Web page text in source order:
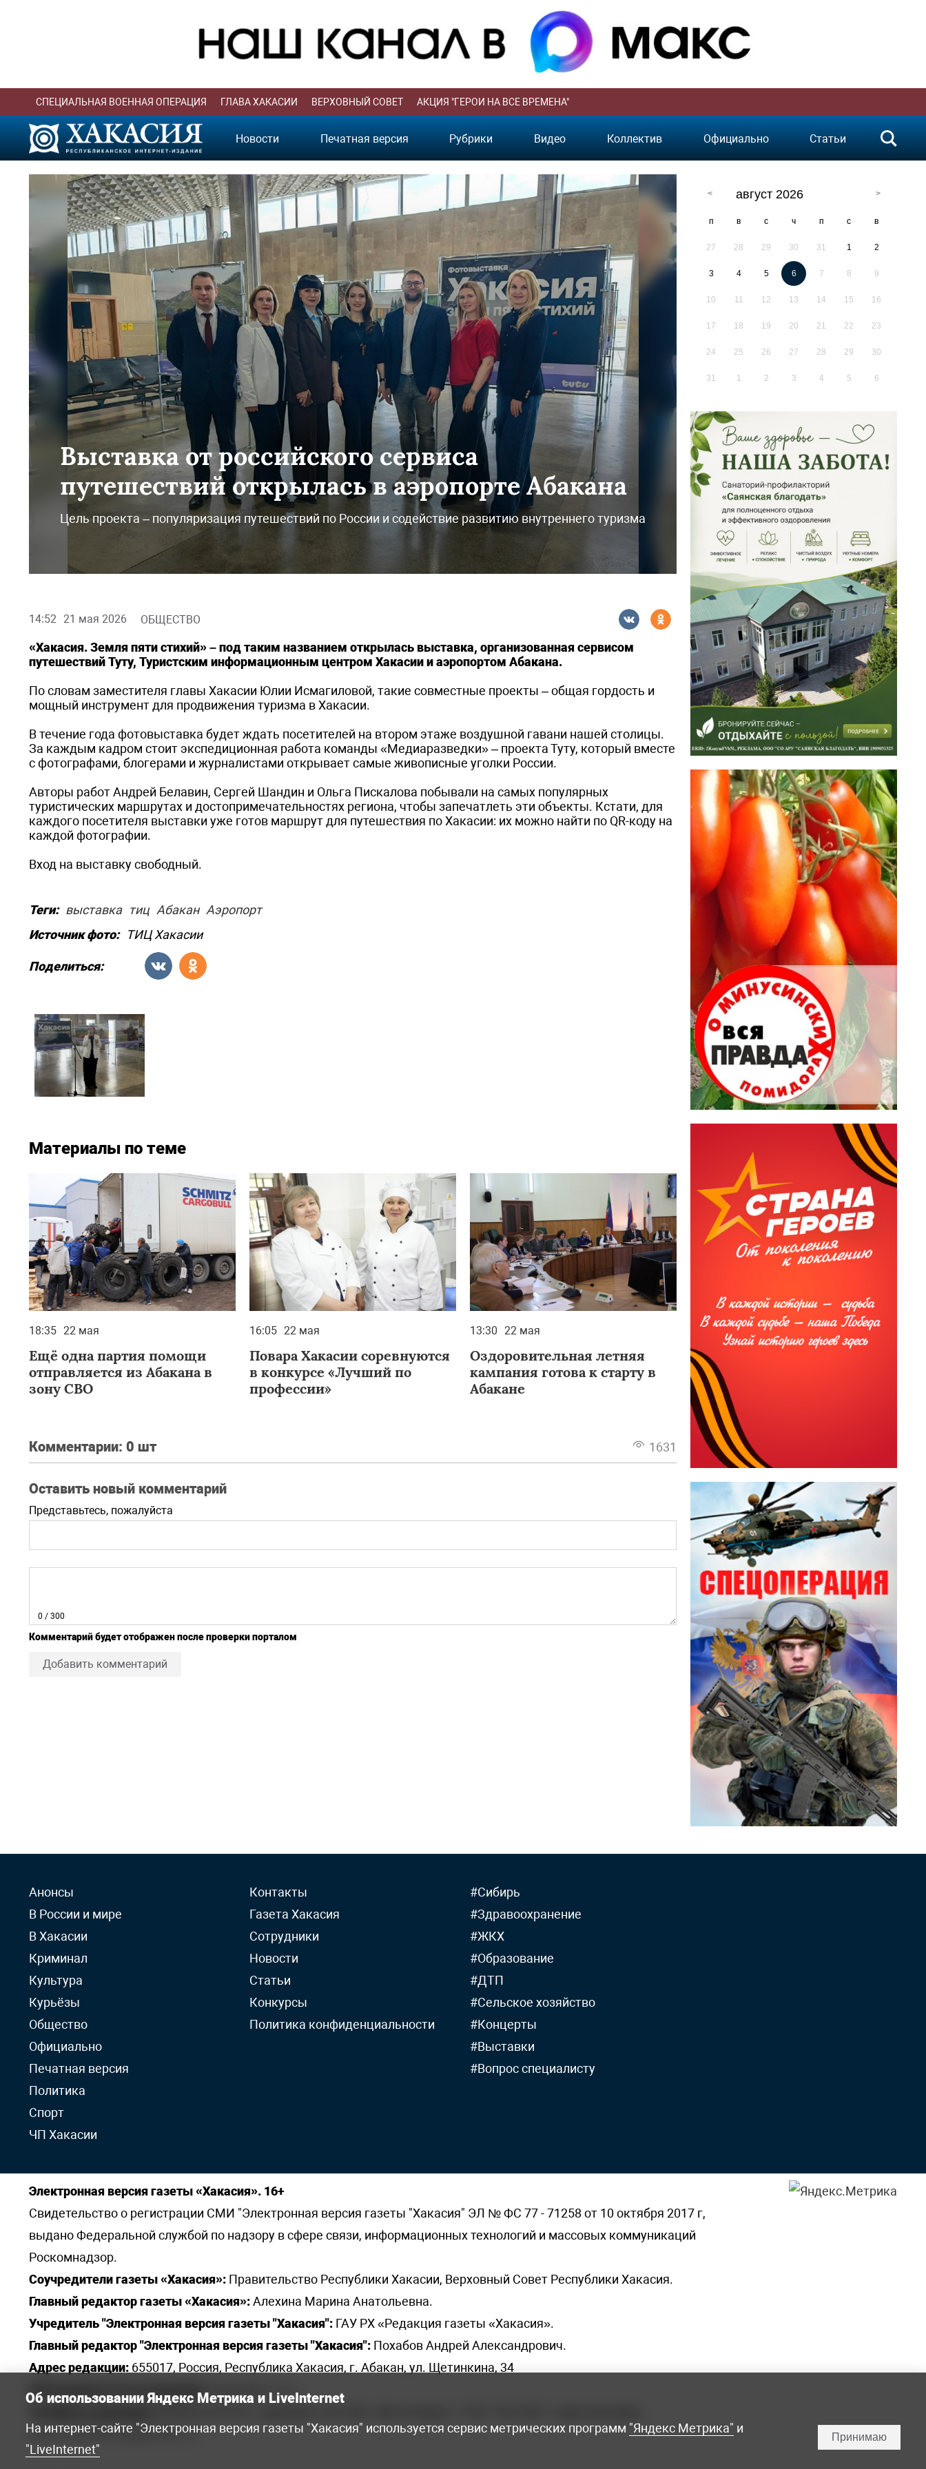
СПЕЦИАЛЬНАЯ ВОЕННАЯ ОПЕРАЦИЯ ГЛАВА ХАКАСИИ ВЕРХОВНЫЙ СОВЕТ АКЦИЯ "ГЕРОИ НА ВСЕ ВРЕМЕНА"
Новости Печатная версия Рубрики Видео Коллектив Официально Статьи
Выставка от российского сервиса
путешествий открылась в аэропорте Абакана
Цель проекта – популяризация путешествий по России и содействие развитию внутреннего туризма
14:52 21 мая 2026 ОБЩЕСТВО
«Хакасия. Земля пяти стихий» – под таким названием открылась выставка, организованная сервисом
путешествий Туту, Туристским информационным центром Хакасии и аэропортом Абакана.
По словам заместителя главы Хакасии Юлии Исмагиловой, такие совместные проекты – общая гордость и
мощный инструмент для продвижения туризма в Хакасии.
В течение года фотовыставка будет ждать посетителей на втором этаже воздушной гавани нашей столицы.
За каждым кадром стоит экспедиционная работа команды «Медиаразведки» – проекта Туту, который вместе
с фотографами, блогерами и журналистами открывает самые живописные уголки России.
Авторы работ Андрей Белавин, Сергей Шандин и Ольга Пискалова побывали на самых популярных
туристических маршрутах и достопримечательностях региона, чтобы запечатлеть эти объекты. Кстати, для
каждого посетителя выставки уже готов маршрут для путешествия по Хакасии: их можно найти по QR-коду на
каждой фотографии.
Вход на выставку свободный.
Теги: выставка тиц Абакан Аэропорт
Источник фото:
ТИЦ Хакасии
Поделиться:
Материалы по теме
18:35 22 мая
Ещё одна партия помощи
отправляется из Абакана в
зону СВО
16:05 22 мая
Повара Хакасии соревнуются
в конкурсе «Лучший по
профессии»
13:30 22 мая
Оздоровительная летняя
кампания готова к старту в
Абакане
Комментарии: 0 шт 1631
Оставить новый комментарий
Представьтесь, пожалуйста
0 / 300
Комментарий будет отображен после проверки порталом
Добавить комментарий
август 2026
п в с ч п с в
27 28 29 30 31 1 2
3 4 5 6 7 8 9
10 11 12 13 14 15 16
17 18 19 20 21 22 23
24 25 26 27 28 29 30
31 1 2 3 4 5 6
Анонсы
В России и мире
В Хакасии
Криминал
Культура
Курьёзы
Общество
Официально
Печатная версия
Политика
Спорт
ЧП Хакасии
Контакты
Газета Хакасия
Сотрудники
Новости
Статьи
Конкурсы
Политика конфиденциальности
#Сибирь
#Здравоохранение
#ЖКХ
#Образование
#ДТП
#Сельское хозяйство
#Концерты
#Выставки
#Вопрос специалисту
Электронная версия газеты «Хакасия». 16+
Свидетельство о регистрации СМИ "Электронная версия газеты "Хакасия" ЭЛ № ФС 77 - 71258 от 10 октября 2017 г,
выдано Федеральной службой по надзору в сфере связи, информационных технологий и массовых коммуникаций
Роскомнадзор.
Соучредители газеты «Хакасия»: Правительство Республики Хакасии, Верховный Совет Республики Хакасия.
Главный редактор газеты «Хакасия»:Алехина Марина Анатольевна.
Учредитель "Электронная версия газеты "Хакасия": ГАУ РХ «Редакция газеты «Хакасия».
Главный редактор "Электронная версия газеты "Хакасия": Похабов Андрей Александрович.
Адрес редакции: 655017, Россия, Республика Хакасия, г. Абакан, ул. Щетинкина, 34
Электронная почта редакции: khakred@r-19.ru
elena.s.korotkowa@yandex.ru.
Об использовании Яндекс Метрика и LiveInternet
На интернет-сайте "Электронная версия газеты "Хакасия" используется сервис метрических программ "Яндекс Метрика" и
"LiveInternet"
Принимаю